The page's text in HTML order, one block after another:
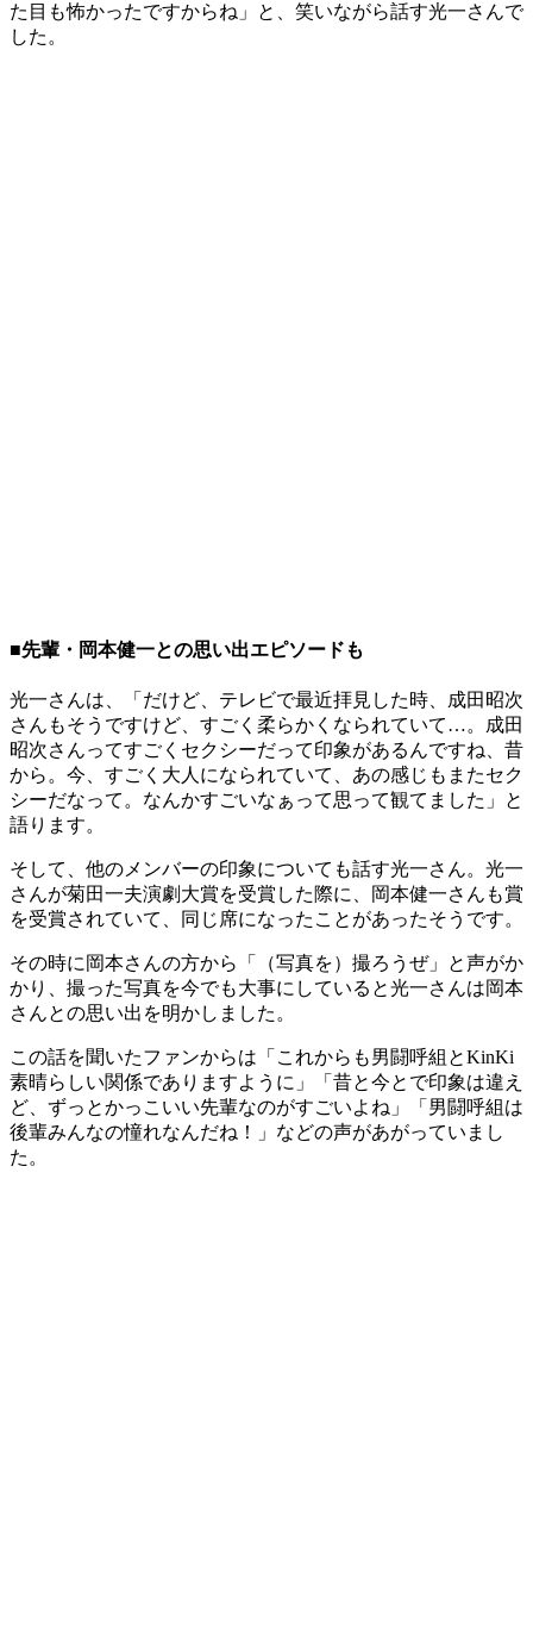
た目も怖かったですからね」と、笑いながら話す光一さんで
した。
■先輩・岡本健一との思い出エピソードも
光一さんは、「だけど、テレビで最近拝見した時、成田昭次
さんもそうですけど、すごく柔らかくなられていて…。成田
昭次さんってすごくセクシーだって印象があるんですね、昔
から。今、すごく大人になられていて、あの感じもまたセク
シーだなって。なんかすごいなぁって思って観てました」と
語ります。
そして、他のメンバーの印象についても話す光一さん。光一
さんが菊田一夫演劇大賞を受賞した際に、岡本健一さんも賞
を受賞されていて、同じ席になったことがあったそうです。
その時に岡本さんの方から「（写真を）撮ろうぜ」と声がか
かり、撮った写真を今でも大事にしていると光一さんは岡本
さんとの思い出を明かしました。
この話を聞いたファンからは「これからも男闘呼組とKinKi
素晴らしい関係でありますように」「昔と今とで印象は違え
ど、ずっとかっこいい先輩なのがすごいよね」「男闘呼組は
後輩みんなの憧れなんだね！」などの声があがっていまし
た。